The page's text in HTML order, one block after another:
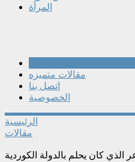
المرأة
مقالات متميزه
اتصل بنا
الخصوصية
الرئيسية
مقالات
الذي كان يحلم بالدولة الكوردية